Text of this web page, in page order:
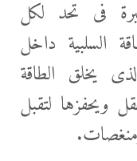
فى تحد لكل
السلبية داخل
يخلق الطاقة
ويحفزها لتقبل